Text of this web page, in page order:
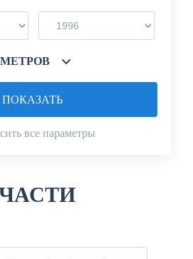
все параметры
ПОКАЗАТЬ